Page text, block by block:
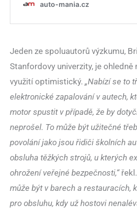
Jeden ze spoluautorů výzkumu,
Stanfordovy univerzity, je
využití optimistický. „Nabízí se to
elektronické zapalování v autech,
motor spustit v případě, že by
neprošel. To může být užitečné
povolání jako jsou řidiči školních
obsluha těžkých strojů, u kterých
ohrožení veřejné bezpečnosti,“řekl.
může být v barech a restauracích,
pro obsluhu, kdy už hostovi